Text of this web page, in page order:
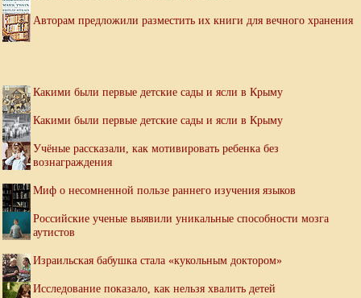
Авторам предложили разместить их книги для вечного хранения
Какими были первые детские сады и ясли в Крыму
Какими были первые детские сады и ясли в Крыму
Учёные рассказали, как мотивировать ребенка без
вознаграждения
Миф о несомненной пользе раннего изучения языков
Российские ученые выявили уникальные способности мозга
аутистов
Израильская бабушка стала «кукольным доктором»
Исследование показало, как нельзя хвалить детей